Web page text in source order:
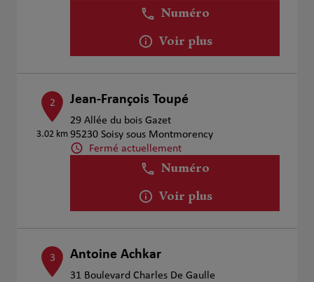
Numéro
Voir plus
2
3.02 km
Jean-François Toupé
29 Allée du bois Gazet
95230 Soisy sous Montmorency
Fermé actuellement
Numéro
Voir plus
3 Antoine Achkar
31 Boulevard Charles De Gaulle